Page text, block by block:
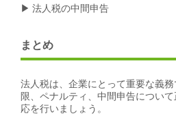
▶ 法人税の中間申告
まとめ
法人税は、企業にとって重要な義
限、ペナルティ、中間申告につい
応を行いましょう。